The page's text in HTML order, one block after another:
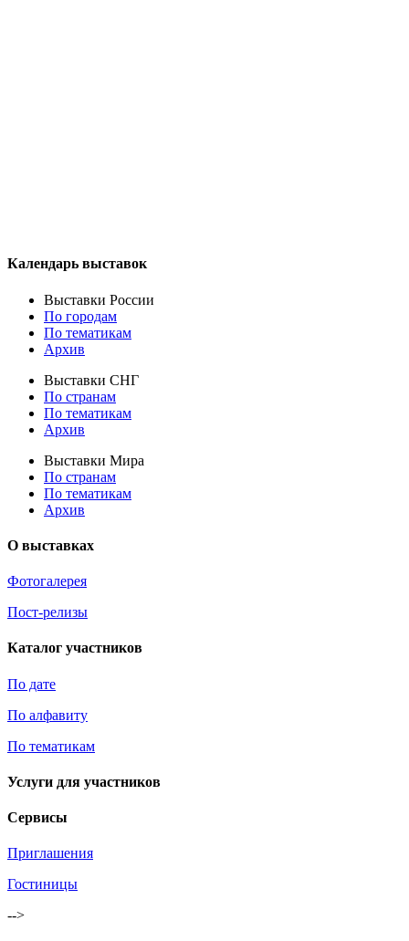
Календарь выставок
Выставки России
По городам
По тематикам
Архив
Выставки СНГ
По странам
По тематикам
Архив
Выставки Мира
По странам
По тематикам
Архив
О выставках
Фотогалерея
Пост-релизы
Каталог участников
По дате
По алфавиту
По тематикам
Услуги для участников
Сервисы
Приглашения
Гостиницы
-->